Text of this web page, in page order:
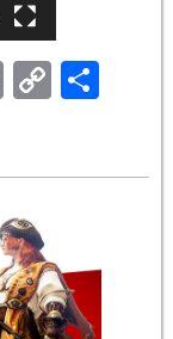
E
m
C
o
y
n
k